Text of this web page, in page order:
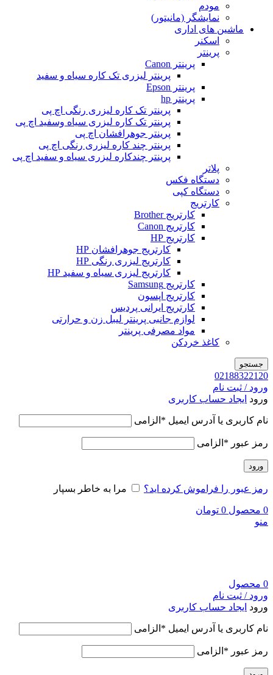
مودم
نمایشگر (مانیتور)
ماشین های اداری
اسکنر
پرینتر
پرینتر Canon
پرینتر لیزری تک کاره سیاه و سفید
پرینتر Epson
پرینتر hp
پرینتر تک کاره لیزری رنگی اچ پی
پرینتر تک کاره لیزری سیاه وسفید اچ پی
پرینتر جوهرافشان اچ پی
پرینتر چند کاره لیزری رنگی اچ پی
پرینتر چندکاره لیزری سیاه و سفید اچ پی
پلاتر
دستگاه فکس
دستگاه کپی
کارتریج
کارتریج Brother
کارتریج Canon
کارتریج HP
کارتریج جوهرافشان HP
کارتریج لیزری رنگی HP
کارتریج لیزری سیاه و سفید HP
کارتریج Samsung
کارتریج اپسون
کارتریج ایرانی پردیس
لوازم جانبی پرینتر لیبل زن و حرارتی
مواد مصرفی پرینتر
کاغذ خردکن
جستجو
02188322120
ورود / ثبت نام
ورود ایجاد حساب کاربری
نام کاربری یا آدرس ایمیل * الزامی
رمز عبور * الزامی
ورود
رمز عبور را فراموش کرده اید؟ مرا به خاطر بسپار
0 محصول 0 تومان
منو
0 محصول
ورود / ثبت نام
ورود ایجاد حساب کاربری
نام کاربری یا آدرس ایمیل * الزامی
رمز عبور * الزامی